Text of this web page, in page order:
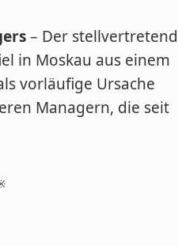
– Der
in Moskau aus einem
vorläufige Ursache
Managern, die seit